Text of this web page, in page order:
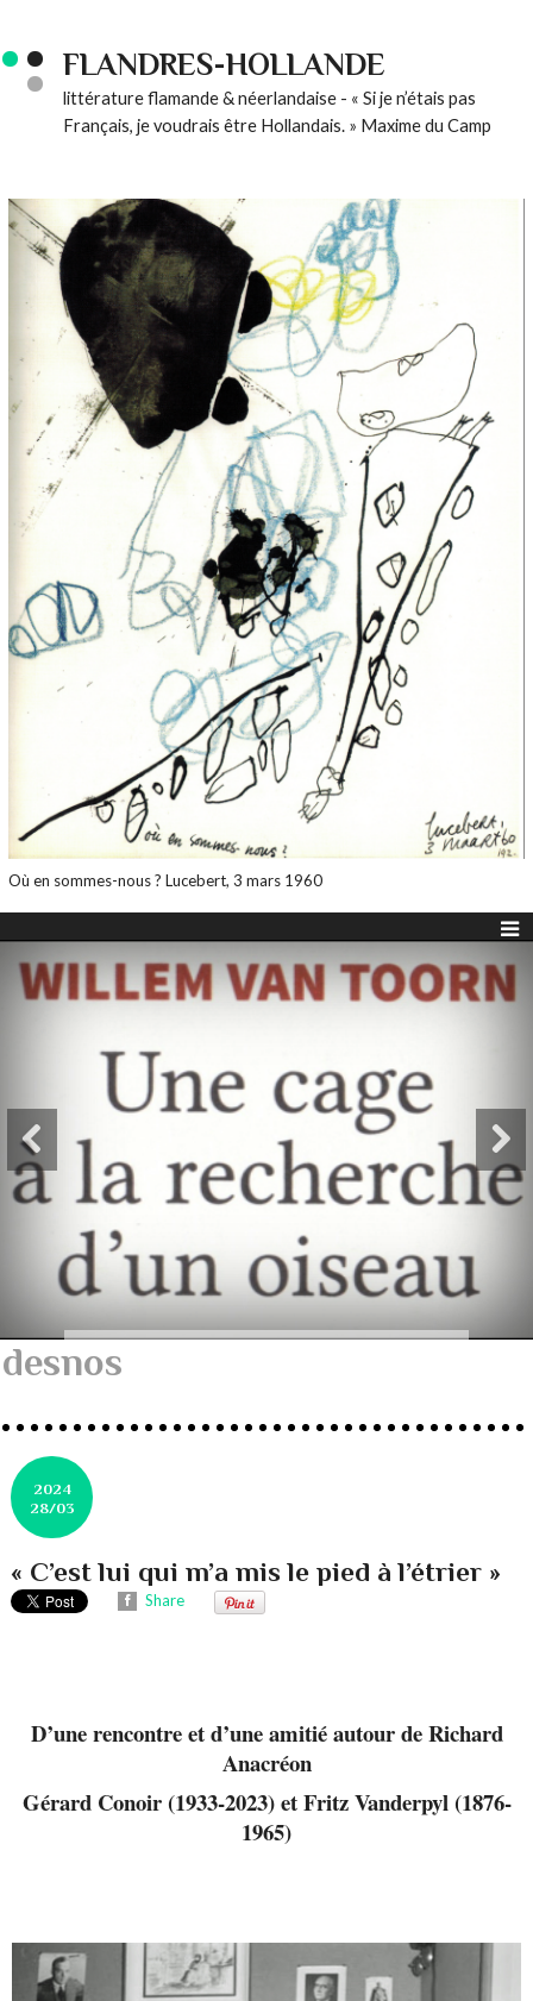
FLANDRES-HOLLANDE
littérature flamande & néerlandaise - « Si je n’étais pas
Français, je voudrais être Hollandais. » Maxime du Camp
Où en sommes-nous ? Lucebert, 3 mars 1960
desnos
2024
28/03
« C’est lui qui m’a mis le pied à l’étrier »
Share
D’une rencontre et d’une amitié autour de Richard
Anacréon
Gérard Conoir (1933-2023) et Fritz Vanderpyl (1876-
1965)